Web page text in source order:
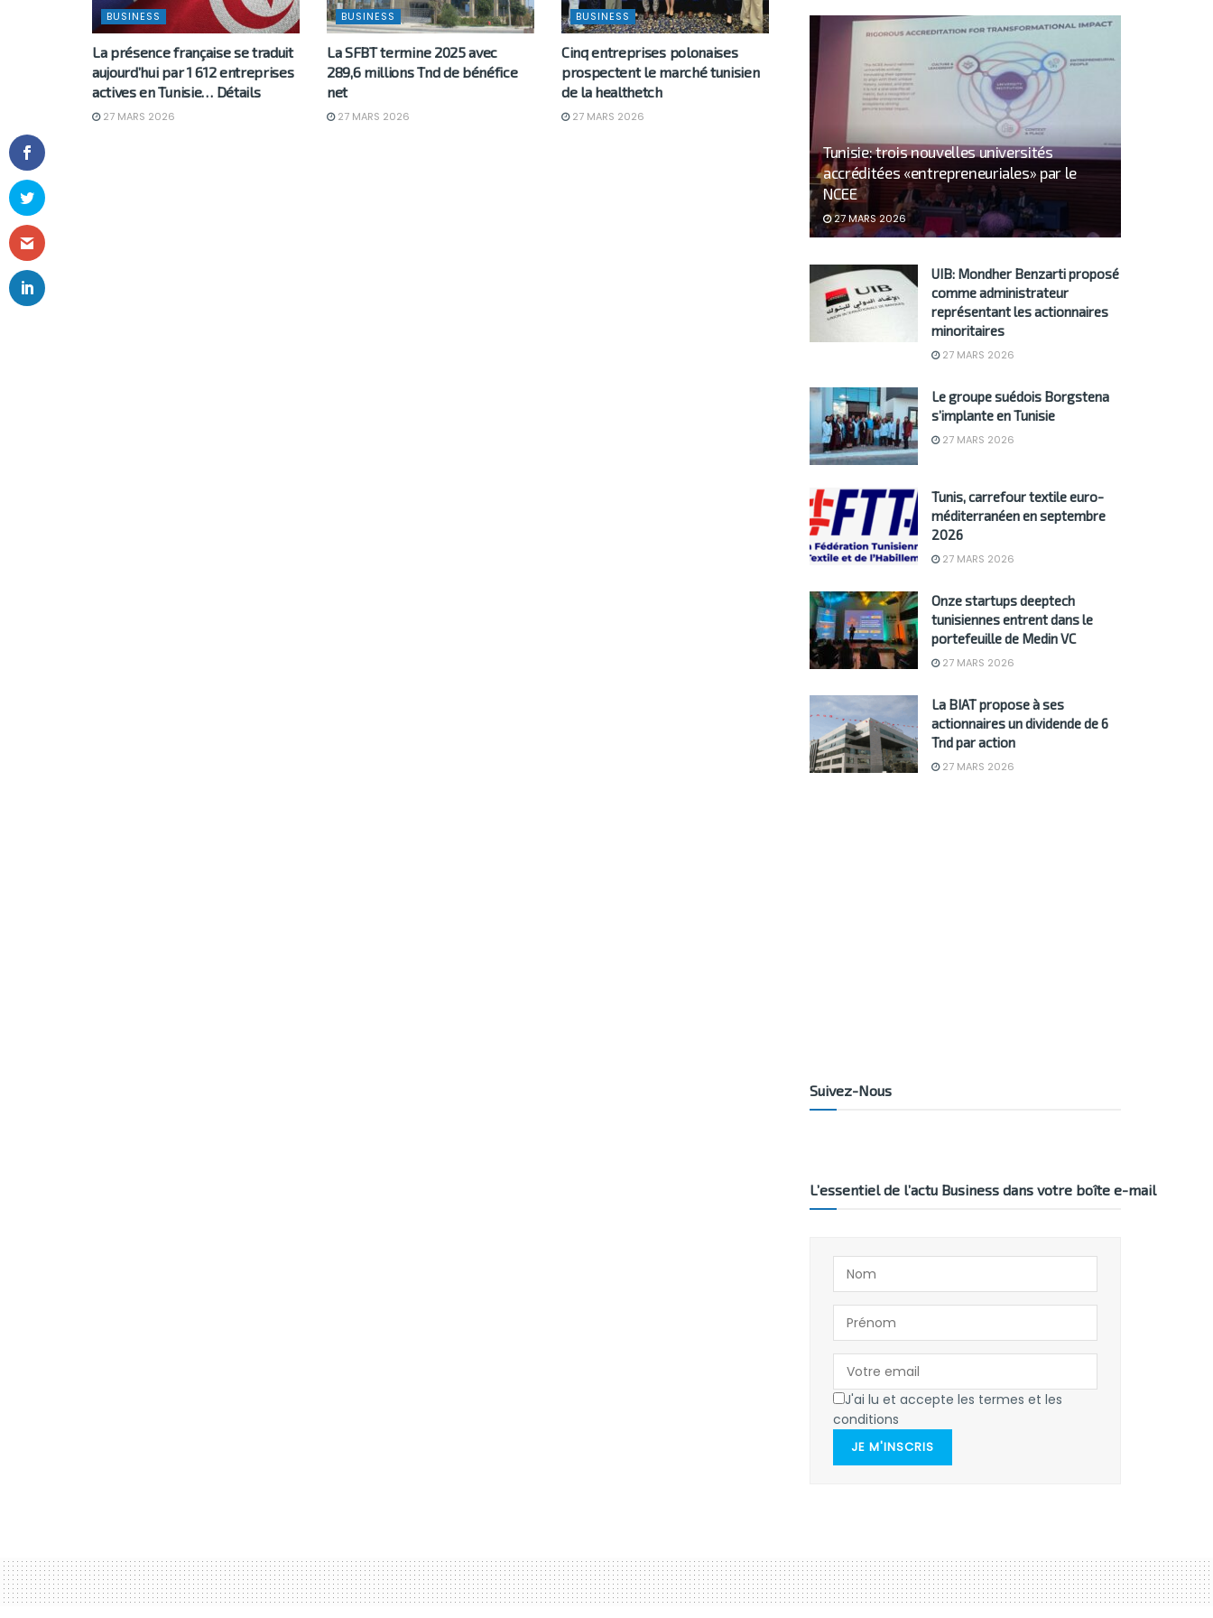
BUSINESS
La présence française se traduit
aujourd’hui par 1 612 entreprises
actives en Tunisie… Détails
27 MARS 2026
BUSINESS
La SFBT termine 2025 avec
289,6 millions Tnd de bénéfice
net
27 MARS 2026
BUSINESS
Cinq entreprises polonaises
prospectent le marché tunisien
de la healthetch
27 MARS 2026
Tunisie: trois nouvelles universités
accréditées «entrepreneuriales» par le
NCEE
27 MARS 2026
UIB: Mondher Benzarti proposé
comme administrateur
représentant les actionnaires
minoritaires
27 MARS 2026
Le groupe suédois Borgstena
s’implante en Tunisie
27 MARS 2026
Tunis, carrefour textile euro-
méditerranéen en septembre
2026
27 MARS 2026
Onze startups deeptech
tunisiennes entrent dans le
portefeuille de Medin VC
27 MARS 2026
La BIAT propose à ses
actionnaires un dividende de 6
Tnd par action
27 MARS 2026
Suivez-Nous
L’essentiel de l’actu Business dans votre boîte e-mail
J'ai lu et accepte les termes et les
conditions
JE M'INSCRIS